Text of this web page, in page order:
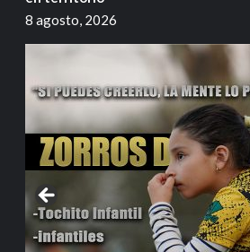
8 agosto, 2026